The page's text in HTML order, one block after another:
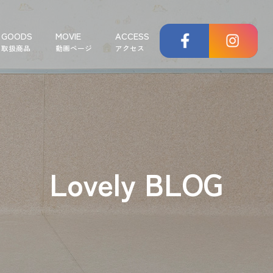
GOODS
取扱商品
MOVIE
動画ページ
ACCESS
アクセス
Lovely BLOG